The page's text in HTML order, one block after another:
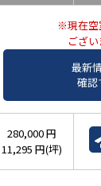
※現在空
ござ
最新
確認
280,000 円
11,295 円(坪)